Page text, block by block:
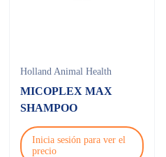
Holland Animal Health
MICOPLEX MAX
SHAMPOO
Inicia sesión para ver el
precio